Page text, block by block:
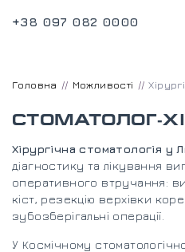
+38 097 082 0000
Головна Можливості
СТОМАТОЛОГ-
Хірургічна стоматологія у
діагностику та лікування
оперативного втручання:
кіст, резекцію верхівки
зубозберігальні операції.
У Космічному